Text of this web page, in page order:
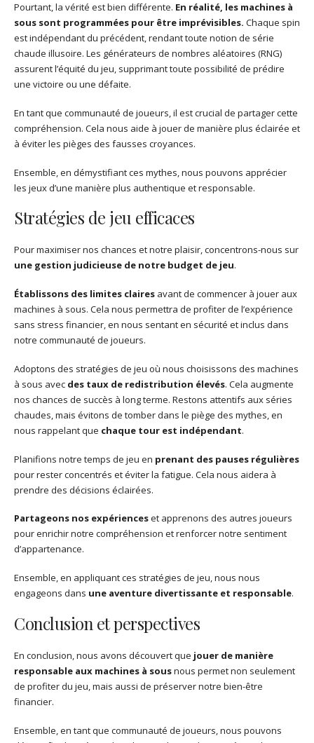
Pourtant, la vérité est bien différente. En réalité, les machines à
sous sont programmées pour être imprévisibles. Chaque spin
est indépendant du précédent, rendant toute notion de série
chaude illusoire. Les générateurs de nombres aléatoires (RNG)
assurent l’équité du jeu, supprimant toute possibilité de prédire
une victoire ou une défaite.
En tant que communauté de joueurs, il est crucial de partager cette
compréhension. Cela nous aide à jouer de manière plus éclairée et
à éviter les pièges des fausses croyances.
Ensemble, en démystifiant ces mythes, nous pouvons apprécier
les jeux d’une manière plus authentique et responsable.
Stratégies de jeu efficaces
Pour maximiser nos chances et notre plaisir, concentrons-nous sur
une gestion judicieuse de notre budget de jeu.
Établissons des limites claires avant de commencer à jouer aux
machines à sous. Cela nous permettra de profiter de l’expérience
sans stress financier, en nous sentant en sécurité et inclus dans
notre communauté de joueurs.
Adoptons des stratégies de jeu où nous choisissons des machines
à sous avec des taux de redistribution élevés. Cela augmente
nos chances de succès à long terme. Restons attentifs aux séries
chaudes, mais évitons de tomber dans le piège des mythes, en
nous rappelant que chaque tour est indépendant.
Planifions notre temps de jeu en prenant des pauses régulières
pour rester concentrés et éviter la fatigue. Cela nous aidera à
prendre des décisions éclairées.
Partageons nos expérienceset apprenons des autres joueurs
pour enrichir notre compréhension et renforcer notre sentiment
d’appartenance.
Ensemble, en appliquant ces stratégies de jeu, nous nous
engageons dans une aventure divertissante et responsable.
Conclusion et perspectives
En conclusion, nous avons découvert que jouer de manière
responsable aux machines à sousnous permet non seulement
de profiter du jeu, mais aussi de préserver notre bien-être
financier.
Ensemble, en tant que communauté de joueurs, nous pouvons